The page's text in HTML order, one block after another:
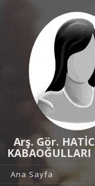
Arş. Gör.
KABAOĞULLARI
Ana Sayfa